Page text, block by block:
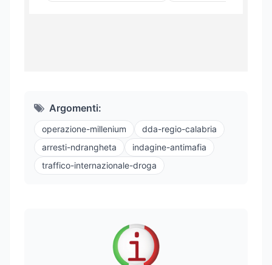
Argomenti:
operazione-millenium
dda-regio-calabria
arresti-ndrangheta
indagine-antimafia
traffico-internazionale-droga